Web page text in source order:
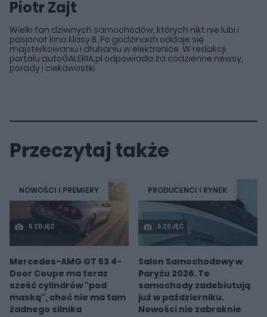
Piotr Zajt
Wielki fan dziwnych samochodów, których nikt nie lubi i
pasjonat kina klasy B. Po godzinach oddaje się
majsterkowaniu i dłubaniu w elektronice. W redakcji
portalu autoGALERIA.pl odpowiada za codzienne newsy,
porady i ciekawostki
Przeczytaj także
NOWOŚCI I PREMIERY
5 ZDJĘĆ
Mercedes-AMG GT 53 4-
Door Coupe ma teraz
sześć cylindrów "pod
maską", choć nie ma tam
żadnego silnika
PRODUCENCI I RYNEK
5 ZDJĘĆ
Salon Samochodowy w
Paryżu 2026. Te
samochody zadebiutują
już w październiku.
Nowości nie zabraknie